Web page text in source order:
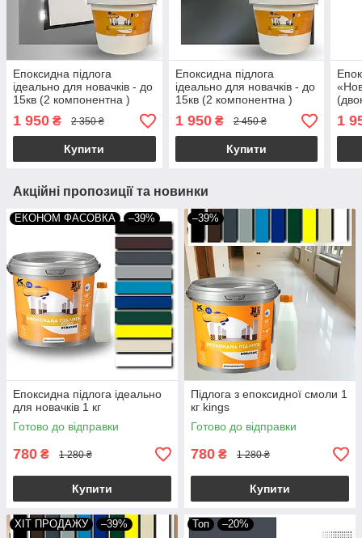
Епоксидна підлога
ідеально для новачків - до
15кв (2 компонентна )
валик Kings Бiла
1 950 ₴ 2 350 ₴
Купити
Епоксидна підлога
ідеально для новачків - до
15кв (2 компонентна )
валик Kings Grafit
1 950₴ 2 450 ₴
Купити
1
Акційні пропозиції та новинки
ЕКОНОМ ФАСОВКА –39%
Епоксидна підлога ідеально
для новачків 1 кг
Готово до відправки
780 ₴ 1 280 ₴
Купити
–39%
Підлога з епоксидної смоли 1
кг kings
Готово до відправки
780 ₴ 1 280 ₴
Купити
ХІТ ПРОДАЖУ –39% Топ –20%